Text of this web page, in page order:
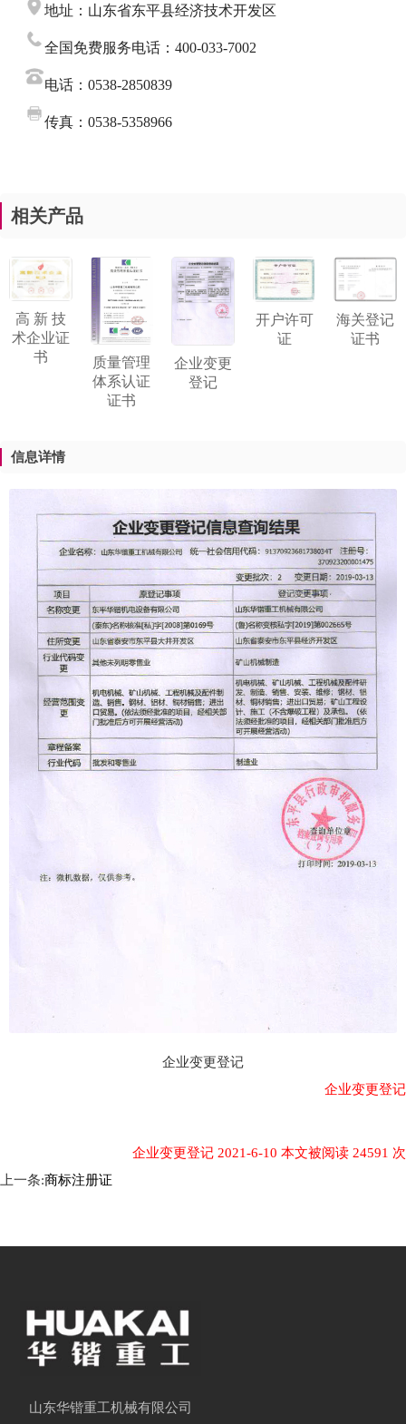
地址：山东省东平县经济技术开发区
全国免费服务电话：400-033-7002
电话：0538-2850839
传真：0538-5358966
相关产品
高 新 技
术企业证
书
质量管理
体系认证
证书
企业变更
登记
开户许可
证
海关登记
证书
信息详情
企业变更登记
企业变更登记
企业变更登记 2021-6-10 本文被阅读 24591 次
上一条:商标注册证
山东华锴重工机械有限公司